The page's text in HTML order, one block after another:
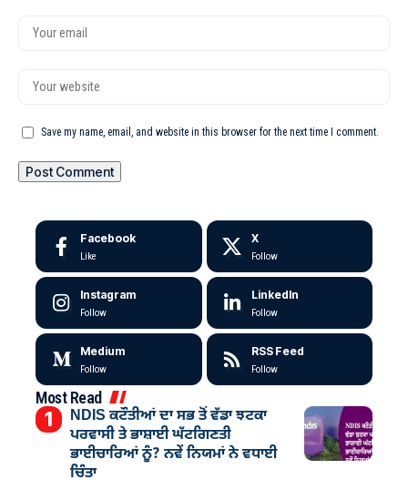
Save my name, email, and website in this browser for the next time I comment.
Facebook
Like
X
Follow
Instagram
Follow
LinkedIn
Follow
Medium
Follow
RSS Feed
Follow
Most Read
NDIS ਕਟੌਤੀਆਂ ਦਾ ਸਭ ਤੋਂ ਵੱਡਾ ਝਟਕਾ
ਪਰਵਾਸੀ ਤੇ ਭਾਸ਼ਾਈ ਘੱਟਗਿਣਤੀ
ਭਾਈਚਾਰਿਆਂ ਨੂੰ? ਨਵੇਂ ਨਿਯਮਾਂ ਨੇ ਵਧਾਈ
ਚਿੰਤਾ